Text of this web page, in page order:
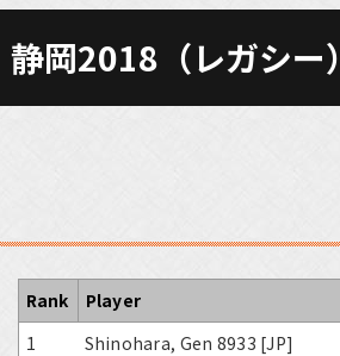
岡2018（レガシー）
Rank Player
1
Shinohara, Gen 8933 [JP]